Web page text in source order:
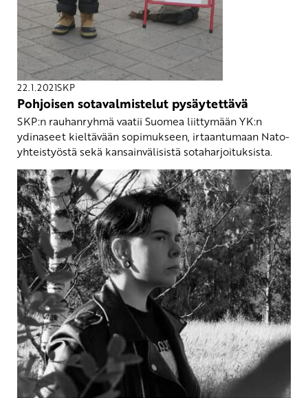
22.1.2021SKP
Pohjoisen sotavalmistelut pysäytettävä
SKP:n rauhanryhmä vaatii Suomea liittymään YK:n
ydinaseet kieltävään sopimukseen, irtaantumaan Nato-
yhteistyöstä sekä kansainvälisistä sotaharjoituksista.